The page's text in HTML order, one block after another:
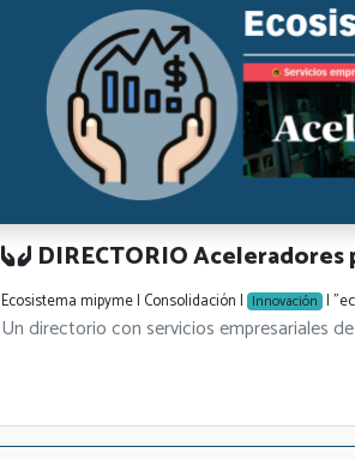
DIRECTORIO
Ecosistema mipyme | Consolidación | Innovación |
Un directorio con servicios empresariales